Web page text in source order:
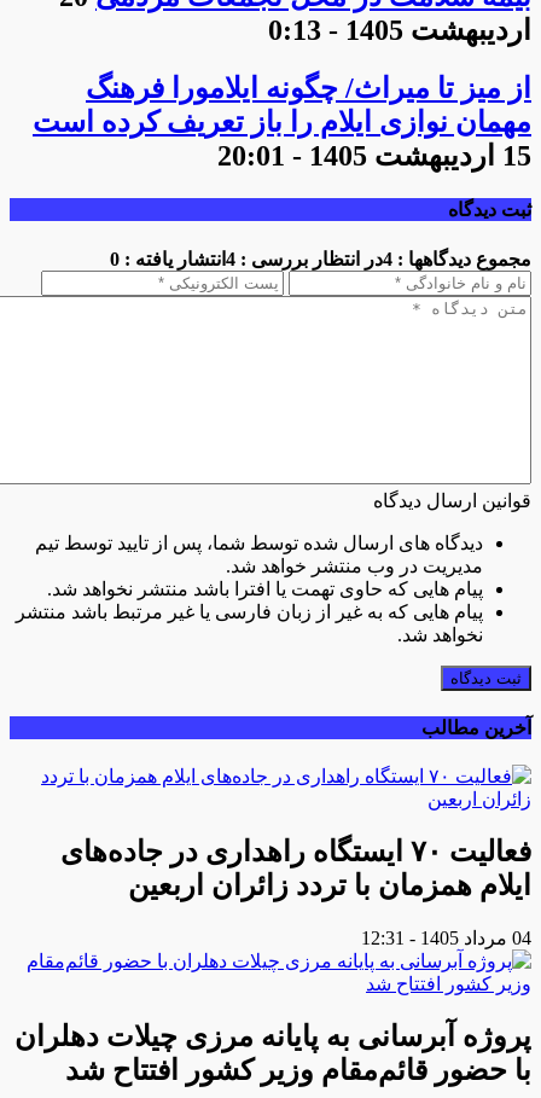
اردیبهشت 1405 - 0:13
از میز تا میراث/ چگونه ایلامورا فرهنگ
مهمان نوازی ایلام را باز تعریف کرده است
15 اردیبهشت 1405 - 20:01
ثبت دیدگاه
مجموع دیدگاهها : 4 در انتظار بررسی : 4 انتشار یافته : 0
قوانین ارسال دیدگاه
دیدگاه های ارسال شده توسط شما، پس از تایید توسط تیم
مدیریت در وب منتشر خواهد شد.
پیام هایی که حاوی تهمت یا افترا باشد منتشر نخواهد شد.
پیام هایی که به غیر از زبان فارسی یا غیر مرتبط باشد منتشر
نخواهد شد.
ثبت دیدگاه
آخرین مطالب
فعالیت ۷۰ ایستگاه راهداری در جاده‌های
ایلام همزمان با تردد زائران اربعین
04 مرداد 1405 - 12:31
پروژه آبرسانی به پایانه مرزی چیلات دهلران
با حضور قائم‌مقام وزیر کشور افتتاح شد